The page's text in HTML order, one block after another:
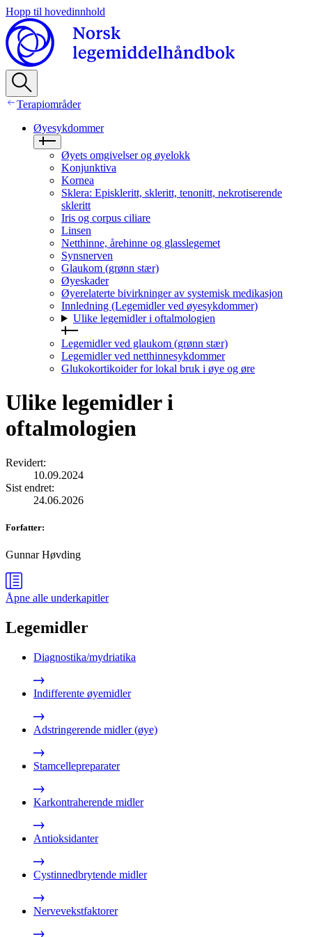
Hopp til hovedinnhold
Terapiområder
Øyesykdommer
Øyets omgivelser og øyelokk
Konjunktiva
Kornea
Sklera: Episkleritt, skleritt, tenonitt, nekrotiserende
skleritt
Iris og corpus ciliare
Linsen
Netthinne, årehinne og glasslegemet
Synsnerven
Glaukom (grønn stær)
Øyeskader
Øyerelaterte bivirkninger av systemisk medikasjon
Innledning (Legemidler ved øyesykdommer)
Ulike legemidler i oftalmologien
Legemidler ved glaukom (grønn stær)
Legemidler ved netthinnesykdommer
Glukokortikoider for lokal bruk i øye og øre
Ulike legemidler i
oftalmologien
Revidert:
10.09.2024
Sist endret:
24.06.2026
Forfatter:
Gunnar Høvding
Åpne alle underkapitler
Legemidler
Diagnostika/mydriatika
Indifferente øyemidler
Adstringerende midler (øye)
Stamcellepreparater
Karkontraherende midler
Antioksidanter
Cystinnedbrytende midler
Nervevekstfaktorer